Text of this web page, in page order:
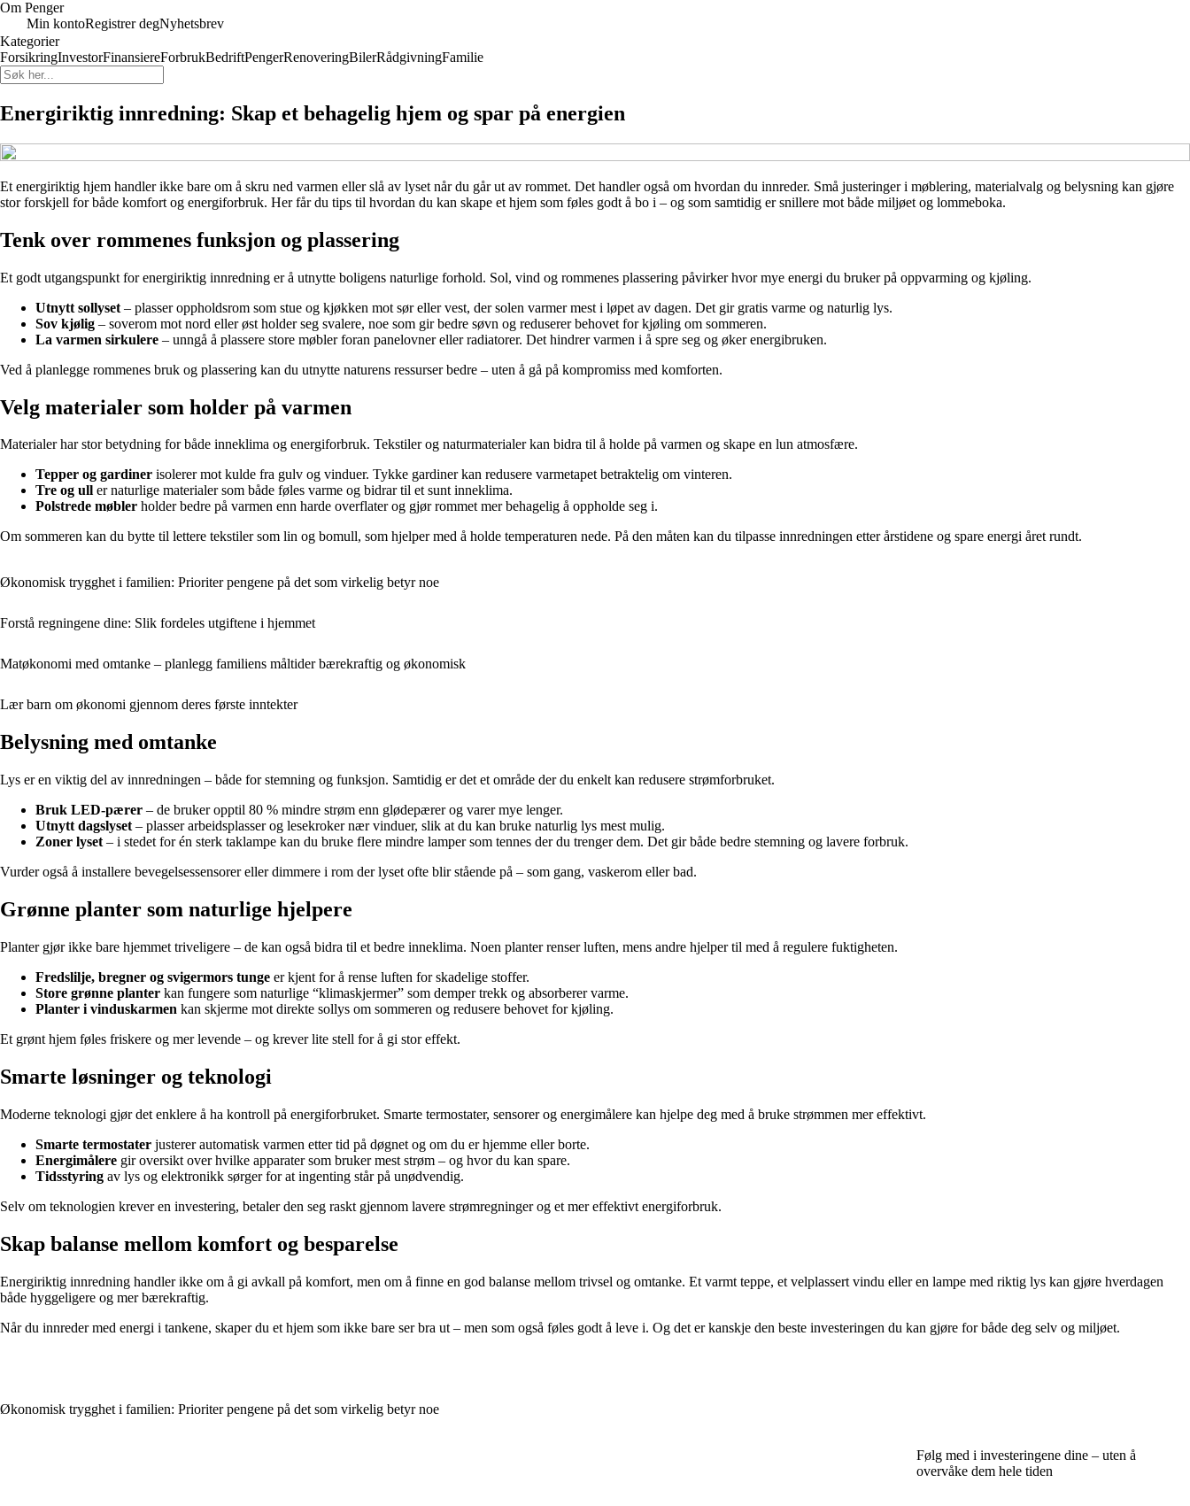
Om Penger
Min kontoRegistrer degNyhetsbrev
Kategorier
ForsikringInvestorFinansiereForbrukBedriftPengerRenoveringBilerRådgivningFamilie
Energiriktig innredning: Skap et behagelig hjem og spar på energien
Et energiriktig hjem handler ikke bare om å skru ned varmen eller slå av lyset når du går ut av rommet. Det handler også om hvordan du innreder. Små justeringer i møblering, materialvalg og belysning kan gjøre
stor forskjell for både komfort og energiforbruk. Her får du tips til hvordan du kan skape et hjem som føles godt å bo i – og som samtidig er snillere mot både miljøet og lommeboka.
Tenk over rommenes funksjon og plassering
Et godt utgangspunkt for energiriktig innredning er å utnytte boligens naturlige forhold. Sol, vind og rommenes plassering påvirker hvor mye energi du bruker på oppvarming og kjøling.
Utnytt sollyset – plasser oppholdsrom som stue og kjøkken mot sør eller vest, der solen varmer mest i løpet av dagen. Det gir gratis varme og naturlig lys.
Sov kjølig – soverom mot nord eller øst holder seg svalere, noe som gir bedre søvn og reduserer behovet for kjøling om sommeren.
La varmen sirkulere – unngå å plassere store møbler foran panelovner eller radiatorer. Det hindrer varmen i å spre seg og øker energibruken.
Ved å planlegge rommenes bruk og plassering kan du utnytte naturens ressurser bedre – uten å gå på kompromiss med komforten.
Velg materialer som holder på varmen
Materialer har stor betydning for både inneklima og energiforbruk. Tekstiler og naturmaterialer kan bidra til å holde på varmen og skape en lun atmosfære.
Tepper og gardiner isolerer mot kulde fra gulv og vinduer. Tykke gardiner kan redusere varmetapet betraktelig om vinteren.
Tre og ull er naturlige materialer som både føles varme og bidrar til et sunt inneklima.
Polstrede møbler holder bedre på varmen enn harde overflater og gjør rommet mer behagelig å oppholde seg i.
Om sommeren kan du bytte til lettere tekstiler som lin og bomull, som hjelper med å holde temperaturen nede. På den måten kan du tilpasse innredningen etter årstidene og spare energi året rundt.
Økonomisk trygghet i familien: Prioriter pengene på det som virkelig betyr noe
Forstå regningene dine: Slik fordeles utgiftene i hjemmet
Matøkonomi med omtanke – planlegg familiens måltider bærekraftig og økonomisk
Lær barn om økonomi gjennom deres første inntekter
Belysning med omtanke
Lys er en viktig del av innredningen – både for stemning og funksjon. Samtidig er det et område der du enkelt kan redusere strømforbruket.
Bruk LED-pærer – de bruker opptil 80 % mindre strøm enn glødepærer og varer mye lenger.
Utnytt dagslyset – plasser arbeidsplasser og lesekroker nær vinduer, slik at du kan bruke naturlig lys mest mulig.
Zoner lyset – i stedet for én sterk taklampe kan du bruke flere mindre lamper som tennes der du trenger dem. Det gir både bedre stemning og lavere forbruk.
Vurder også å installere bevegelsessensorer eller dimmere i rom der lyset ofte blir stående på – som gang, vaskerom eller bad.
Grønne planter som naturlige hjelpere
Planter gjør ikke bare hjemmet triveligere – de kan også bidra til et bedre inneklima. Noen planter renser luften, mens andre hjelper til med å regulere fuktigheten.
Fredslilje, bregner og svigermors tunge er kjent for å rense luften for skadelige stoffer.
Store grønne planter kan fungere som naturlige “klimaskjermer” som demper trekk og absorberer varme.
Planter i vinduskarmen kan skjerme mot direkte sollys om sommeren og redusere behovet for kjøling.
Et grønt hjem føles friskere og mer levende – og krever lite stell for å gi stor effekt.
Smarte løsninger og teknologi
Moderne teknologi gjør det enklere å ha kontroll på energiforbruket. Smarte termostater, sensorer og energimålere kan hjelpe deg med å bruke strømmen mer effektivt.
Smarte termostater justerer automatisk varmen etter tid på døgnet og om du er hjemme eller borte.
Energimålere gir oversikt over hvilke apparater som bruker mest strøm – og hvor du kan spare.
Tidsstyring av lys og elektronikk sørger for at ingenting står på unødvendig.
Selv om teknologien krever en investering, betaler den seg raskt gjennom lavere strømregninger og et mer effektivt energiforbruk.
Skap balanse mellom komfort og besparelse
Energiriktig innredning handler ikke om å gi avkall på komfort, men om å finne en god balanse mellom trivsel og omtanke. Et varmt teppe, et velplassert vindu eller en lampe med riktig lys kan gjøre hverdagen
både hyggeligere og mer bærekraftig.
Når du innreder med energi i tankene, skaper du et hjem som ikke bare ser bra ut – men som også føles godt å leve i. Og det er kanskje den beste investeringen du kan gjøre for både deg selv og miljøet.
Økonomisk trygghet i familien: Prioriter pengene på det som virkelig betyr noe
Følg med i investeringene dine – uten å
overvåke dem hele tiden